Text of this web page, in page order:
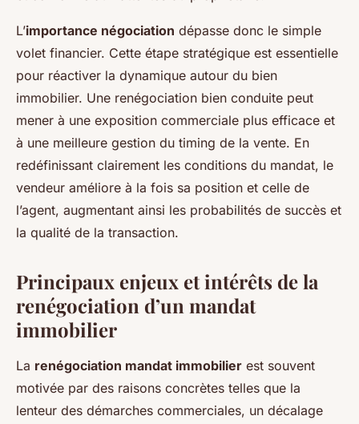
L’importance négociation dépasse donc le simple
volet financier. Cette étape stratégique est essentielle
pour réactiver la dynamique autour du bien
immobilier. Une renégociation bien conduite peut
mener à une exposition commerciale plus efficace et
à une meilleure gestion du timing de la vente. En
redéfinissant clairement les conditions du mandat, le
vendeur améliore à la fois sa position et celle de
l’agent, augmentant ainsi les probabilités de succès et
la qualité de la transaction.
Principaux enjeux et intérêts de la
renégociation d’un mandat
immobilier
La renégociation mandat immobilier est souvent
motivée par des raisons concrètes telles que la
lenteur des démarches commerciales, un décalage